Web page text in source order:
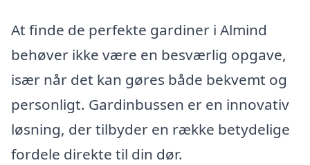
At finde de perfekte gardiner i Almind
behøver ikke være en besværlig opgave,
især når det kan gøres både bekvemt og
personligt. Gardinbussen er en innovativ
løsning, der tilbyder en række betydelige
fordele direkte til din dør.